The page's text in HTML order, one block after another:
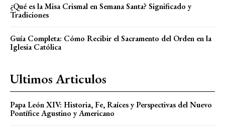
¿Qué es la Misa Crismal en Semana Santa? Significado y
Tradiciones
Guía Completa: Cómo Recibir el Sacramento del Orden en la
Iglesia Católica
Ultimos Articulos
Papa León XIV: Historia, Fe, Raíces y Perspectivas del Nuevo
Pontífice Agustino y Americano